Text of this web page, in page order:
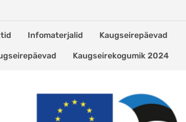
Infomaterjalid Kaugseirepäevad
Kaugseirekogumik 2024